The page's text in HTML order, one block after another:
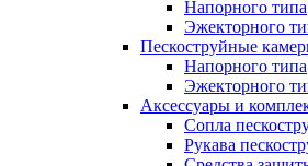
Напорного типа
Эжекторного
Пескоструйные
Напорного типа
Эжекторного
Аксессуары и
Сопла
Рукава